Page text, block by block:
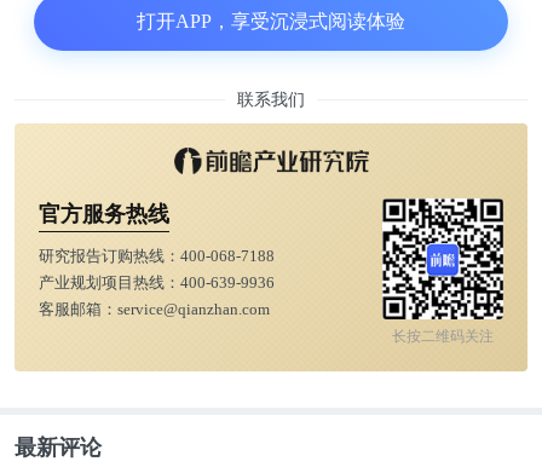
豪数量，甚至比世界其他国家总和还要多。
打开APP，享受沉浸式阅读体验
联系我们
官方服务热线
研究报告订购热线： 400-068-7188
产业规划项目热线： 400-639-9936
客服邮箱： service@qianzhan.com
长按二维码关注
最新评论